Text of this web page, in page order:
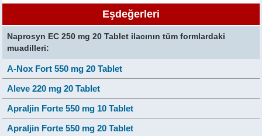
Eşdeğerleri
Naprosyn EC 250 mg 20 Tablet ilacının tüm formlardaki
muadilleri:
A-Nox Fort 550 mg 20 Tablet
Aleve 220 mg 20 Tablet
Apraljin Forte 550 mg 10 Tablet
Apraljin Forte 550 mg 20 Tablet